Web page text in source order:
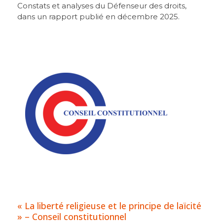
Constats et analyses du Défenseur des droits,
dans un rapport publié en décembre 2025.
« La liberté religieuse et le principe de laïcité
» – Conseil constitutionnel